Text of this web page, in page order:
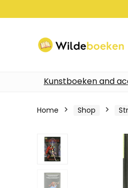
Kunstboeken and
Home Shop